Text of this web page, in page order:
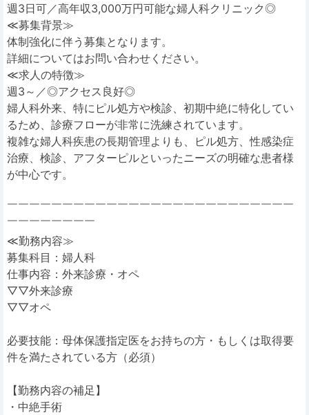
週3日可／高年収3,000万円可能な婦人科クリニック◎
≪募集背景≫
体制強化に伴う募集となります。
詳細についてはお問い合わせください。
≪求人の特徴≫
週3～／◎アクセス良好◎
婦人科外来、特にピル処方や検診、初期中絶に特化してい
るため、診療フローが非常に洗練されています。
複雑な婦人科疾患の長期管理よりも、ピル処方、性感染症
治療、検診、アフターピルといったニーズの明確な患者様
が中心です。
￣￣￣￣￣￣￣￣￣￣￣￣￣￣￣￣￣￣￣￣￣￣￣￣￣￣
￣￣￣￣￣￣￣￣
≪勤務内容≫
募集科目：婦人科
仕事内容：外来診療・オペ
▽▽外来診療
▽▽オペ
必要技能：母体保護指定医をお持ちの方・もしくは取得要
件を満たされている方（必須）
【勤務内容の補足】
・中絶手術